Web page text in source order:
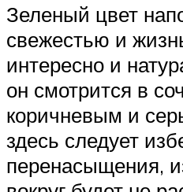
Зеленый цвет
свежестью и
интересно и
он смотрится в
коричневым и
здесь следует
перенасыщения,